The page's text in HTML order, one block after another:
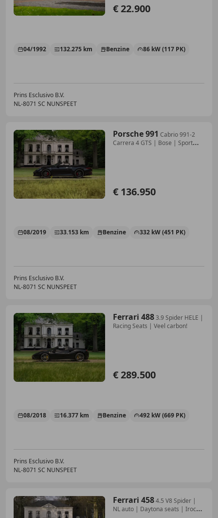
€ 22.900
04/1992 132.275 km Benzine 86 kW (117 PK)
Prins Esclusivo B.V.
NL-8071 SC NUNSPEET
Porsche 991 Cabrio 991-2
Carrera 4 GTS | Bose | Sport
€ 136.950
08/2019 33.153 km Benzine 332 kW (451 PK)
Prins Esclusivo B.V.
NL-8071 SC NUNSPEET
Ferrari 4883.9 Spider HELE |
Racing Seats | Veel carbon!
€ 289.500
08/2018 16.377 km Benzine 492 kW (669 PK)
Prins Esclusivo B.V.
NL-8071 SC NUNSPEET
Ferrari 4584.5 V8 Spider |
NL auto | Daytona seats | Iroco